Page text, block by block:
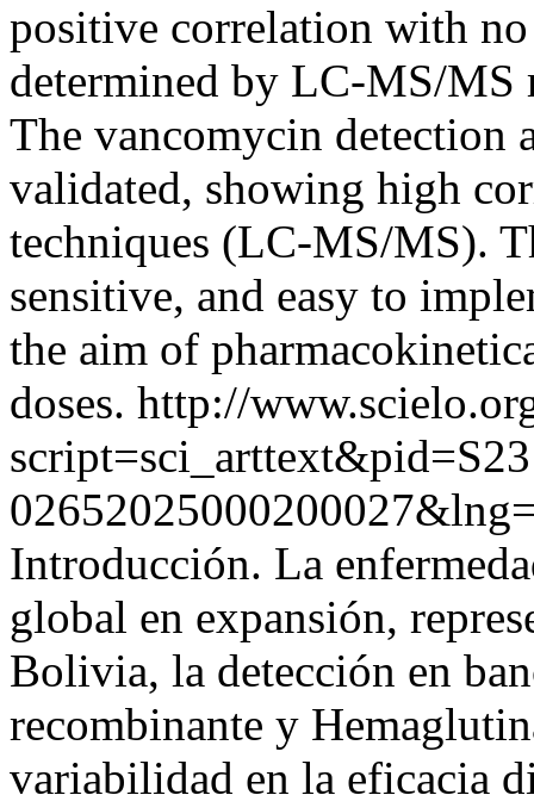
positive correlation with
determined by LC-MS/MS
The vancomycin detection
validated, showing high
techniques (LC-MS/MS).
sensitive, and easy to
the aim of
doses. http://
Introducción. La
global en expansión,
Bolivia, la detección en
recombinante y
variabilidad en la eficacia